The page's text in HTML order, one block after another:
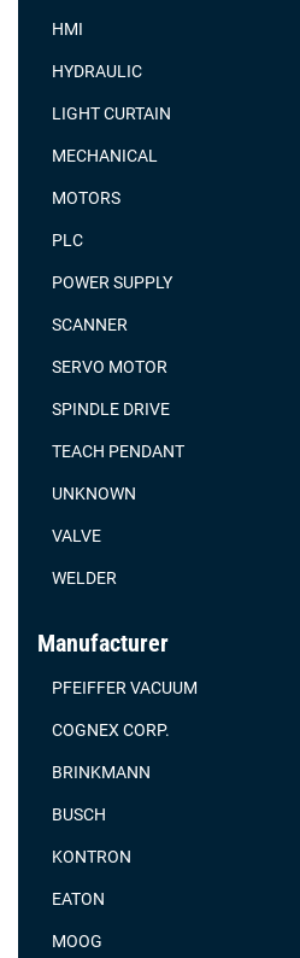
HMI
HYDRAULIC
LIGHT CURTAIN
MECHANICAL
MOTORS
PLC
POWER SUPPLY
SCANNER
SERVO MOTOR
SPINDLE DRIVE
TEACH PENDANT
UNKNOWN
VALVE
WELDER
Manufacturer
PFEIFFER VACUUM
COGNEX CORP.
BRINKMANN
BUSCH
KONTRON
EATON
MOOG